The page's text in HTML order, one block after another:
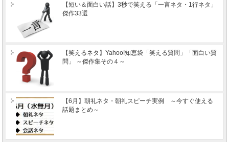
【短い＆面白い話】3秒で笑える「一言ネタ・1行ネタ」
傑作33選
【笑えるネタ】Yahoo!知恵袋「笑える質問」「面白い質
問」 ～傑作集その４～
【6月】朝礼ネタ・朝礼スピーチ実例 ～今すぐ使える
話題まとめ～